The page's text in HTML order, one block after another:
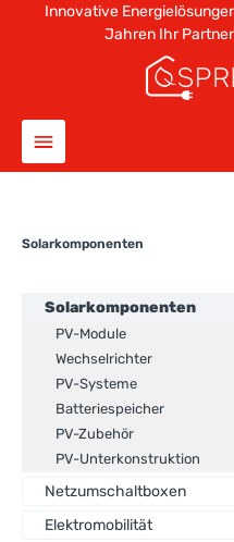
Innovative
Jahren Ihr
Solarkomponenten
Solarkomponenten
PV-Module
Wechselrichter
PV-Systeme
Batteriespeicher
PV-Zubehör
PV-Unterkonstruktion
Netzumschaltboxen
Elektromobilität